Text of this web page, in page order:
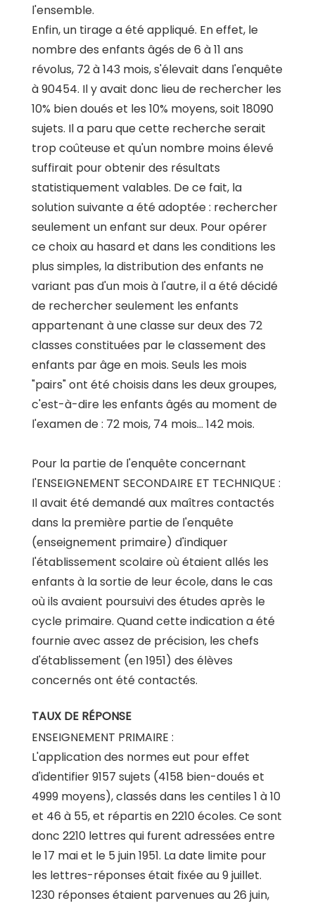
l'ensemble.
Enfin, un tirage a été appliqué. En effet, le
nombre des enfants âgés de 6 à 11 ans
révolus, 72 à 143 mois, s'élevait dans l'enquête
à 90454. Il y avait donc lieu de rechercher les
10% bien doués et les 10% moyens, soit 18090
sujets. Il a paru que cette recherche serait
trop coûteuse et qu'un nombre moins élevé
suffirait pour obtenir des résultats
statistiquement valables. De ce fait, la
solution suivante a été adoptée : rechercher
seulement un enfant sur deux. Pour opérer
ce choix au hasard et dans les conditions les
plus simples, la distribution des enfants ne
variant pas d'un mois à l'autre, il a été décidé
de rechercher seulement les enfants
appartenant à une classe sur deux des 72
classes constituées par le classement des
enfants par âge en mois. Seuls les mois
"pairs" ont été choisis dans les deux groupes,
c'est-à-dire les enfants âgés au moment de
l'examen de : 72 mois, 74 mois... 142 mois.
Pour la partie de l'enquête concernant
l'ENSEIGNEMENT SECONDAIRE ET TECHNIQUE :
Il avait été demandé aux maîtres contactés
dans la première partie de l'enquête
(enseignement primaire) d'indiquer
l'établissement scolaire où étaient allés les
enfants à la sortie de leur école, dans le cas
où ils avaient poursuivi des études après le
cycle primaire. Quand cette indication a été
fournie avec assez de précision, les chefs
d'établissement (en 1951) des élèves
concernés ont été contactés.
TAUX DE RÉPONSE
ENSEIGNEMENT PRIMAIRE :
L'application des normes eut pour effet
d'identifier 9157 sujets (4158 bien-doués et
4999 moyens), classés dans les centiles 1 à 10
et 46 à 55, et répartis en 2210 écoles. Ce sont
donc 2210 lettres qui furent adressées entre
le 17 mai et le 5 juin 1951. La date limite pour
les lettres-réponses était fixée au 9 juillet.
1230 réponses étaient parvenues au 26 juin,